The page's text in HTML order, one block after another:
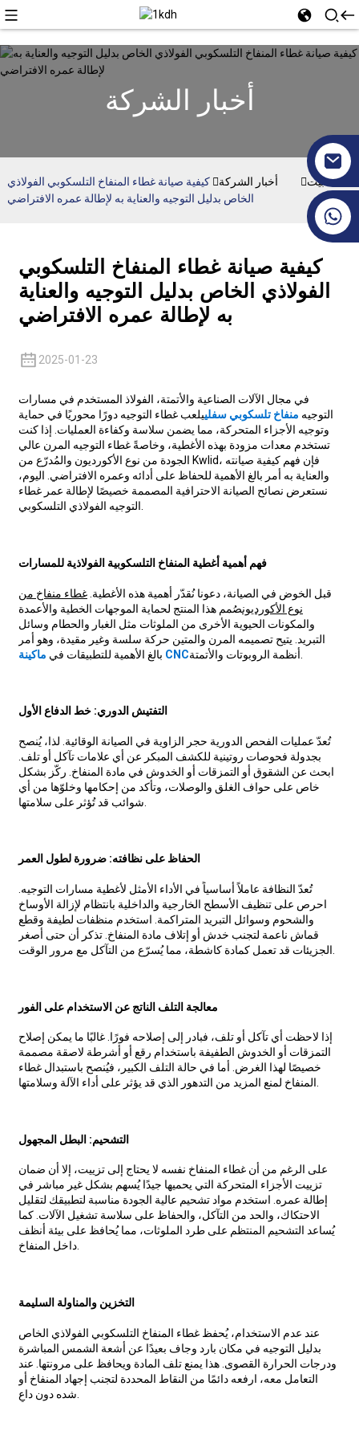
أخبار الشركة
بيت أخبار الشركة
كيفية صيانة غطاء المنفاخ التلسكوبي الفولاذي
الخاص بدليل التوجيه والعناية به لإطالة عمره الافتراضي
كيفية صيانة غطاء المنفاخ التلسكوبي
الفولاذي الخاص بدليل التوجيه والعناية
به لإطالة عمره الافتراضي
2025-01-23
في مجال الآلات الصناعية والأتمتة، الفولاذ المستخدم في مسارات
التوجيه منفاخ تلسكوبي سفلييلعب غطاء التوجيه دورًا محوريًا في حماية
وتوجيه الأجزاء المتحركة، مما يضمن سلاسة وكفاءة العمليات. إذا كنت
تستخدم معدات مزودة بهذه الأغطية، وخاصةً غطاء التوجيه المرن عالي
الجودة من نوع الأكورديون والمُدرّع من Kwlid، فإن فهم كيفية صيانته
والعناية به أمر بالغ الأهمية للحفاظ على أدائه وعمره الافتراضي. اليوم،
نستعرض نصائح الصيانة الاحترافية المصممة خصيصًا لإطالة عمر غطاء
التوجيه الفولاذي التلسكوبي.
فهم أهمية أغطية المنفاخ التلسكوبية الفولاذية للمسارات
قبل الخوض في الصيانة، دعونا نُقدّر أهمية هذه الأغطية.غطاء منفاخ من
نوع الأكورديونصُمم هذا المنتج لحماية الموجهات الخطية والأعمدة
والمكونات الحيوية الأخرى من الملوثات مثل الغبار والحطام وسائل
التبريد. يتيح تصميمه المرن والمتين حركة سلسة وغير مقيدة، وهو أمر
بالغ الأهمية للتطبيقات في ماكينة CNC
التفتيش الدوري: خط الدفاع الأول
تُعدّ عمليات الفحص الدورية حجر الزاوية في الصيانة الوقائية. لذا، يُنصح
بجدولة فحوصات روتينية للكشف المبكر عن أي علامات تآكل أو تلف.
ابحث عن الشقوق أو التمزقات أو الخدوش في مادة المنفاخ. ركّز بشكل
خاص على حواف الغلق والوصلات، وتأكد من إحكامها وخلوّها من أي
الحفاظ على نظافته: ضرورة لطول العمر
تُعدّ النظافة عاملاً أساسياً في الأداء الأمثل لأغطية مسارات التوجيه.
احرص على تنظيف الأسطح الخارجية والداخلية بانتظام لإزالة الأوساخ
والشحوم وسوائل التبريد المتراكمة. استخدم منظفات لطيفة وقطع
قماش ناعمة لتجنب خدش أو إتلاف مادة المنفاخ. تذكر أن حتى أصغر
معالجة التلف الناتج عن الاستخدام على الفور
إذا لاحظت أي تآكل أو تلف، فبادر إلى إصلاحه فورًا. غالبًا ما يمكن إصلاح
التمزقات أو الخدوش الطفيفة باستخدام رقع أو أشرطة لاصقة مصممة
خصيصًا لهذا الغرض. أما في حالة التلف الكبير، فيُنصح باستبدال غطاء
التشحيم: البطل المجهول
على الرغم من أن غطاء المنفاخ نفسه لا يحتاج إلى تزييت، إلا أن ضمان
تزييت الأجزاء المتحركة التي يحميها جيدًا يُسهم بشكل غير مباشر في
إطالة عمره. استخدم مواد تشحيم عالية الجودة مناسبة لتطبيقك لتقليل
الاحتكاك، والحد من التآكل، والحفاظ على سلاسة تشغيل الآلات. كما
يُساعد التشحيم المنتظم على طرد الملوثات، مما يُحافظ على بيئة أنظف
داخل المنفاخ.
التخزين والمناولة السليمة
عند عدم الاستخدام، يُحفظ غطاء المنفاخ التلسكوبي الفولاذي الخاص
بدليل التوجيه في مكان بارد وجاف بعيدًا عن أشعة الشمس المباشرة
ودرجات الحرارة القصوى. هذا يمنع تلف المادة ويحافظ على مرونتها. عند
التعامل معه، ارفعه دائمًا من النقاط المحددة لتجنب إجهاد المنفاخ أو